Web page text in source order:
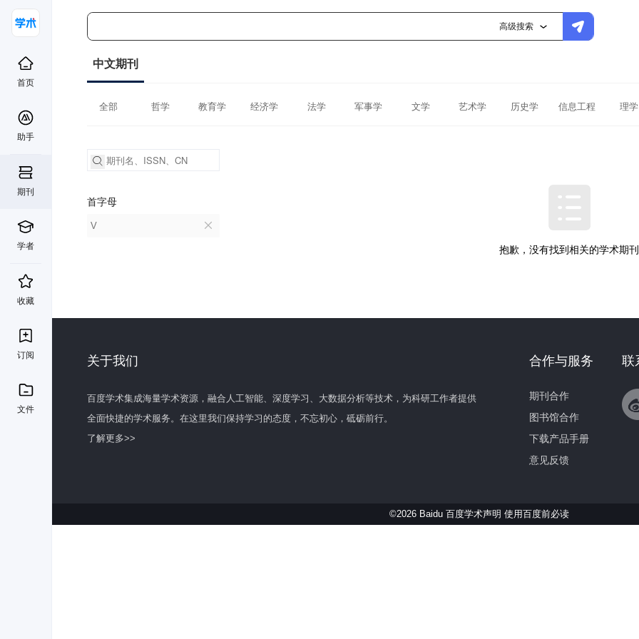
高级搜索
首页
助手
期刊
学者
收藏
订阅
文件
中文期刊
全部 哲学 教育学 经济学 法学 军事学 文学 艺术学 历史学 信息工程 理学
首字母
V
抱歉，没有找到相关的学术期刊
关于我们
百度学术集成海量学术资源，融合人工智能、深度学习、大数据分析等技术，为科研工作者提供
全面快捷的学术服务。在这里我们保持学习的态度，不忘初心，砥砺前行。
了解更多>>
联
合作与服务
期刊合作
图书馆合作
下载产品手册
意见反馈
©2026 Baidu 百度学术声明 使用百度前必读